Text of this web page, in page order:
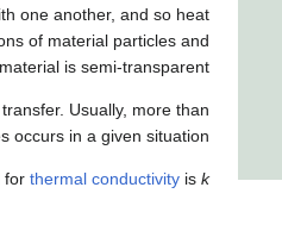
one another, and so heat
of material particles and
is semi-transparent.
Usually, more than
occurs in a given situation.
for thermal conductivity is k